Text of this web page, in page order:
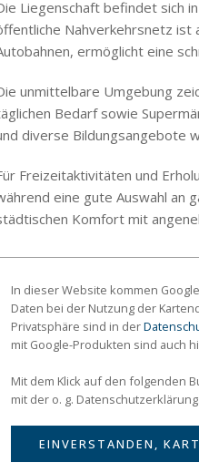
Liegenschaft befindet sich
Nahverkehrsnetz ist
ermöglicht eine
unmittelbare Umgebung
Bedarf sowie
diverse Bildungsangebote
Freizeitaktivitäten und
eine gute Auswahl an
Komfort mit
In dieser Website kommen
Daten bei der Nutzung der
Privatsphäre sind in der
mit Google-Produkten sind auch
Mit dem Klick auf den folgenden
mit der o. g. Datenschutzerklärung.
EINVERSTANDEN,